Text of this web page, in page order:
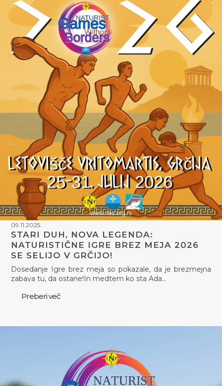
09.11.2025.
STARI DUH, NOVA LEGENDA:
NATURISTIČNE IGRE BREZ MEJA 2026
SE SELIJO V GRČIJO!
Dosedanje Igre brez meja so pokazale, da je brezmejna
zabava tu, da ostane!In medtem ko sta Ada…
Preberi več